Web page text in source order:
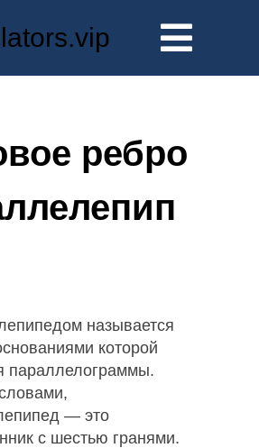
ребро
называется
которой
параллелограммы.
— это
с шестью гранями.